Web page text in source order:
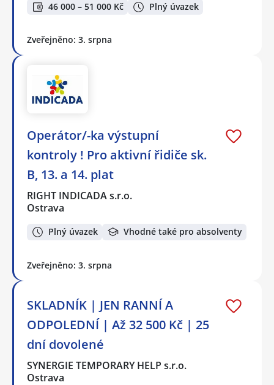
46 000 – 51 000 Kč Plný úvazek
Zveřejněno: 3. srpna
Operátor/-ka výstupní
kontroly ! Pro aktivní řidiče sk.
B, 13. a 14. plat
RIGHT INDICADA s.r.o.
Ostrava
Plný úvazek Vhodné také pro absolventy
Zveřejněno: 3. srpna
SKLADNÍK | JEN RANNÍ A
ODPOLEDNÍ | Až 32 500 Kč | 25
dní dovolené
SYNERGIE TEMPORARY HELP s.r.o.
Ostrava